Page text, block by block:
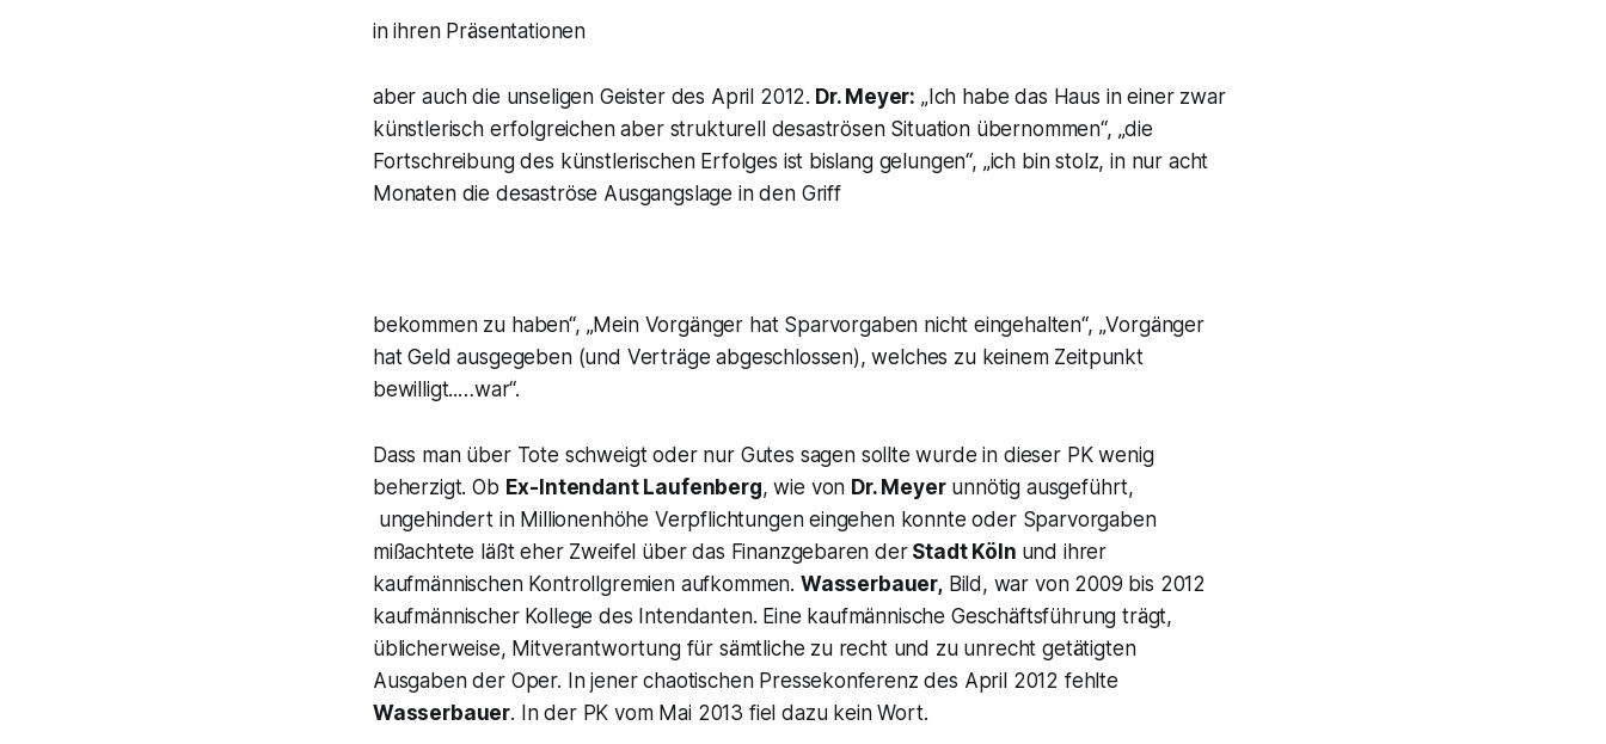
in ihren Präsentationen
aber auch die unseligen Geister des April 2012. Dr. Meyer: „Ich habe das Haus in einer zwar
künstlerisch erfolgreichen aber strukturell desaströsen Situation übernommen“, „die
Fortschreibung des künstlerischen Erfolges ist bislang gelungen“, „ich bin stolz, in nur acht
Monaten die desaströse Ausgangslage in den Griff
bekommen zu haben“, „Mein Vorgänger hat Sparvorgaben nicht eingehalten“, „Vorgänger
hat Geld ausgegeben (und Verträge abgeschlossen), welches zu keinem Zeitpunkt
bewilligt..…war“.
Dass man über Tote schweigt oder nur Gutes sagen sollte wurde in dieser PK wenig
beherzigt. Ob Ex-Intendant Laufenberg, wie von Dr. Meyerunnötig ausgeführt,
ungehindert in Millionenhöhe Verpflichtungen eingehen konnte oder Sparvorgaben
mißachtete läßt eher Zweifel über das Finanzgebaren derStadt Köln und ihrer
kaufmännischen Kontrollgremien aufkommen. Wasserbauer,Bild, war von 2009 bis 2012
kaufmännischer Kollege des Intendanten. Eine kaufmännische Geschäftsführung trägt,
üblicherweise, Mitverantwortung für sämtliche zu recht und zu unrecht getätigten
Ausgaben der Oper. In jener chaotischen Pressekonferenz des April 2012 fehlte
Wasserbauer. In der PK vom Mai 2013 fiel dazu kein Wort.